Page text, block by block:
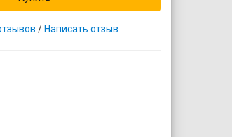
/ Написать отзыв